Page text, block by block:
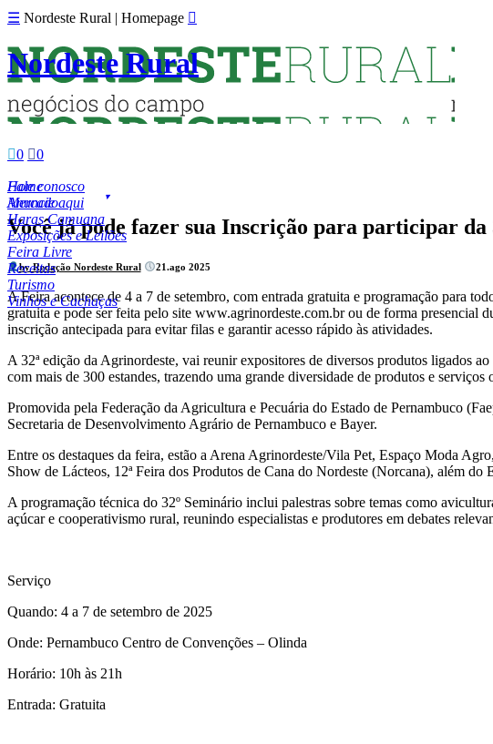
☰ Nordeste Rural | Homepage 
Nordeste Rural
0 0
Fale conosco
Anuncie aqui
Home
Mercado
Haras Camuana
Exposições e Leilões
Feira Livre
Receitas
Turismo
Vinhos e Cachaças
Você já pode fazer sua Inscrição para participar da
by Redação Nordeste Rural 21.ago 2025
A Feira acontece de 4 a 7 de setembro, com entrada gratuita e programação para
gratuita e pode ser feita pelo site www.agrinordeste.com.br ou de forma presencial
inscrição antecipada para evitar filas e garantir acesso rápido às atividades.
A 32ª edição da Agrinordeste, vai reunir expositores de diversos produtos ligados
com mais de 300 estandes, trazendo uma grande diversidade de produtos e
Promovida pela Federação da Agricultura e Pecuária do Estado de Pernambuco
Secretaria de Desenvolvimento Agrário de Pernambuco e Bayer.
Entre os destaques da feira, estão a Arena Agrinordeste/Vila Pet, Espaço Moda
Show de Lácteos, 12ª Feira dos Produtos de Cana do Nordeste (Norcana), além
A programação técnica do 32º Seminário inclui palestras sobre temas como
açúcar e cooperativismo rural, reunindo especialistas e produtores em debates
Serviço
Quando: 4 a 7 de setembro de 2025
Onde: Pernambuco Centro de Convenções – Olinda
Horário: 10h às 21h
Entrada: Gratuita